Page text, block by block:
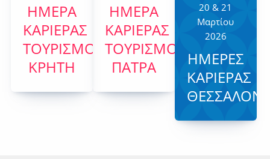
ΗΜΕΡΑ
ΚΑΡΙΕΡΑΣ
TOYΡΙΣΜΟΥ,
ΚΡΗΤΗ
ΗΜΕΡΑ
ΚΑΡΙΕΡΑΣ
TOYΡΙΣΜΟΥ,
ΠΑΤΡΑ
20 & 21
Μαρτίου
2026
ΗΜΕΡΕΣ
ΚΑΡΙΕΡΑΣ